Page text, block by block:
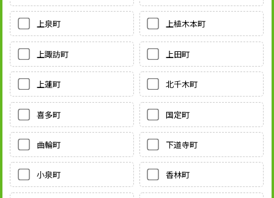
上泉町 上植木本町
上諏訪町 上田町
上蓮町 北千木町
喜多町 国定町
曲輪町 下道寺町
小泉町 香林町